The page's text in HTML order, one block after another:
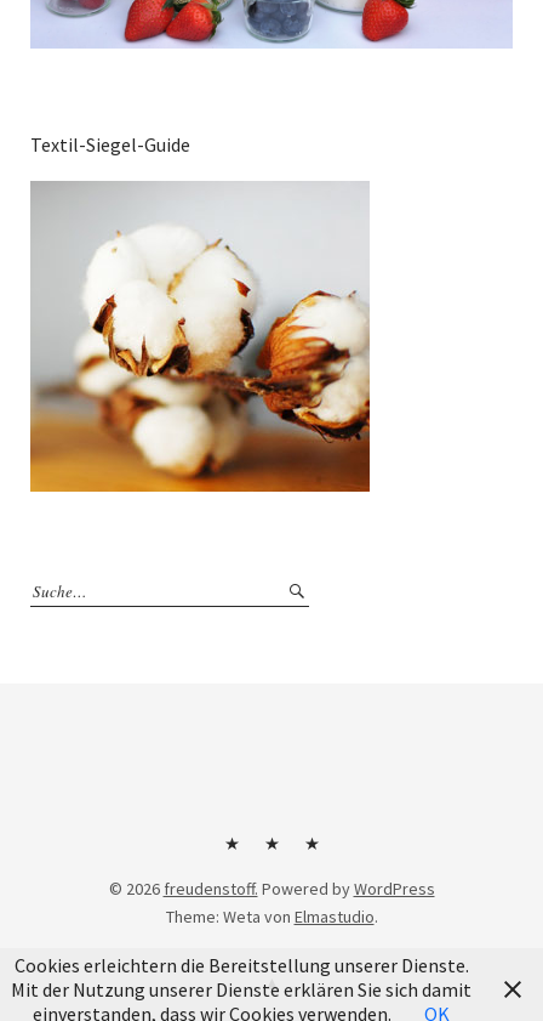
Textil-Siegel-Guide
KontaktImpressumDatenschutzerklärung
© 2026 freudenstoff. Powered byWordPress
Theme: Weta von Elmastudio.
Cookies erleichtern die Bereitstellung unserer Dienste.
Mit der Nutzung unserer Dienste erklären Sie sich damit
einverstanden, dass wir Cookies verwenden.
OK